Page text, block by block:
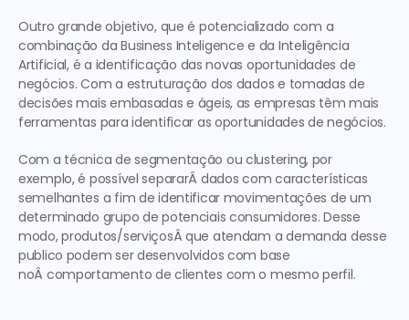
Outro grande objetivo, que é potencializado com a
combinação da Business Inteligence e da Inteligência
Artificial, é a identificação das novas oportunidades de
negócios. Com a estruturação dos dados e tomadas de
decisões mais embasadas e ágeis, as empresas têm mais
ferramentas para identificar as oportunidades de negócios.
Com a técnica de segmentação ou clustering, por
exemplo, é possível separarÂ dados com características
semelhantes a fim de identificar movimentações de um
determinado grupo de potenciais consumidores. Desse
modo, produtos/serviçosÂ que atendam a demanda desse
publico podem ser desenvolvidos com base
noÂ comportamento de clientes com o mesmo perfil.